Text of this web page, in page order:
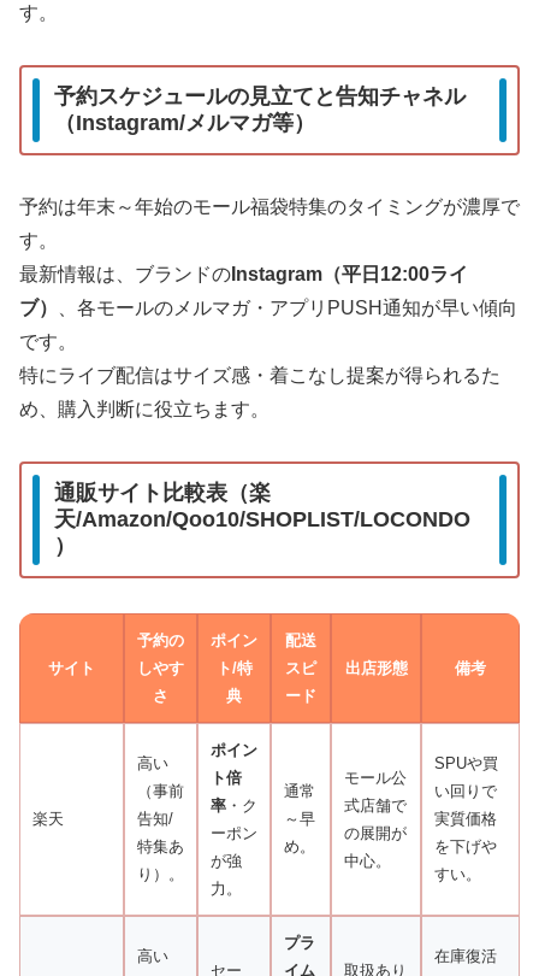
す。
予約スケジュールの見立てと告知チャネル
（Instagram/メルマガ等）
予約は年末～年始のモール福袋特集のタイミングが濃厚で
す。
最新情報は、ブランドの Instagram（平日12:00ライ
ブ）
、各モールのメルマガ・アプリPUSH通知が早い傾向
です。
特にライブ配信はサイズ感・着こなし提案が得られるた
め、購入判断に役立ちます。
通販サイト比較表（楽
天/Amazon/Qoo10/SHOPLIST/LOCONDO
）
サイト
予約の
しやす
さ
ポイン
ト/特
典
配送
スピ
ード
出店形態 備考
楽天
高い
（事前
告知/
特集あ
り）。
ポイン
ト倍
率 ・ク
ーポン
が強
力。
通常
～早
め。
モール公
式店舗で
の展開が
中心。
SPUや買
い回りで
実質価格
を下げや
すい。
高い
セー
プラ
イム
取扱あり
在庫復活